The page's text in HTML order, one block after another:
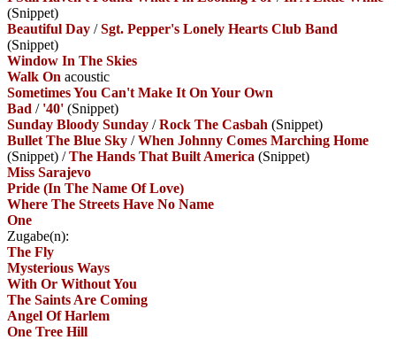
(Snippet)
Beautiful Day /Sgt. Pepper's Lonely Hearts Club Band
(Snippet)
Window In The Skies
Walk On acoustic
Sometimes You Can't Make It On Your Own
Bad / '40' (Snippet)
Sunday Bloody Sunday /Rock The Casbah (Snippet)
Bullet The Blue Sky /When Johnny Comes Marching Home
(Snippet) /The Hands That Built America (Snippet)
Miss Sarajevo
Pride (In The Name Of Love)
Where The Streets Have No Name
One
Zugabe(n):
The Fly
Mysterious Ways
With Or Without You
The Saints Are Coming
Angel Of Harlem
One Tree Hill